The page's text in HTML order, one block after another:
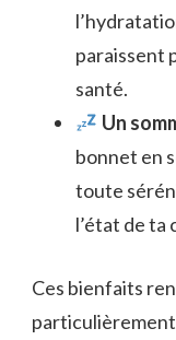
paraissent
santé.
Un
bonnet en
toute
l’état de ta
Ces bienfaits